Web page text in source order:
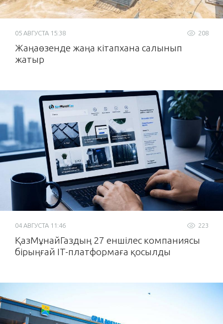
208
05 АВГУСТА 15:38
Жаңаөзенде жаңа кітапхана салынып
жатыр
223
04 АВГУСТА 11:46
ҚазМұнайГаздың 27 еншілес компаниясы
бірыңғай IT-платформаға қосылды